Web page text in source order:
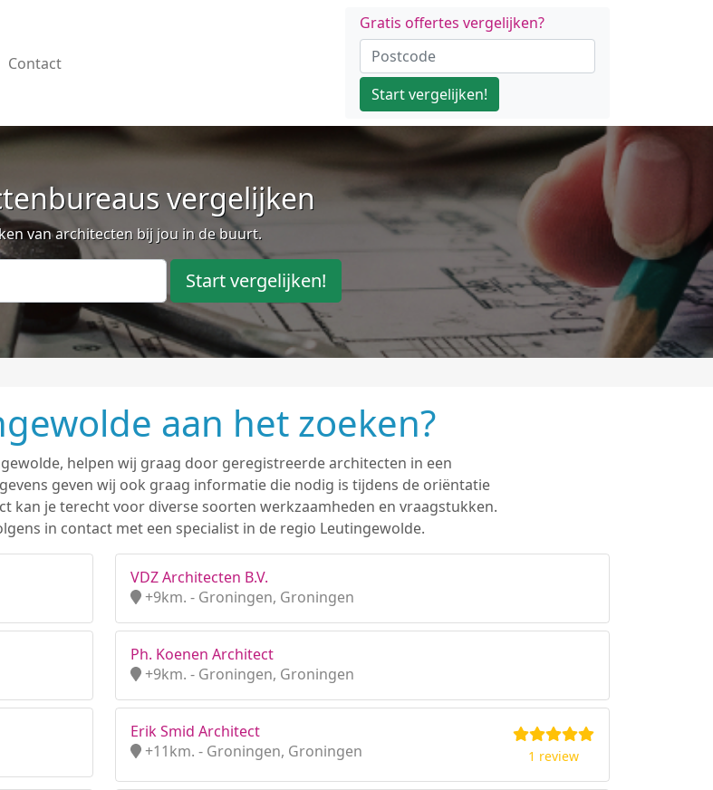
Contact
Gratis offertes vergelijken?
Start vergelijken!
vergelijken
van architecten bij jou in de buurt.
Start vergelijken!
aan het zoeken?
helpen wij graag door geregistreerde architecten in een
geven wij ook graag informatie die nodig is tijdens de oriëntatie
kan je terecht voor diverse soorten werkzaamheden en vraagstukken.
in contact met een specialist in de regio Leutingewolde.
VDZ Architecten B.V.
+9km. - Groningen, Groningen
Ph. Koenen Architect
+9km. - Groningen, Groningen
Erik Smid Architect
+11km. - Groningen, Groningen
1 review